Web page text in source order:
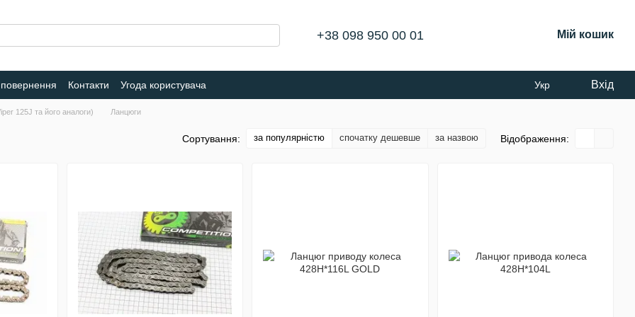
+38 098 950 00 01 Мій кошик
Контакти Угода користувача Укр Вхід
125J та його аналоги) Ланцюги
Сортування: за популярністю спочатку дешевше за назвою Відображення: